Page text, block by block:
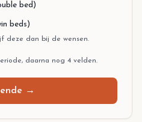
bed)
beds)
deze dan bij de wensen.
daarna nog 4 velden.
→